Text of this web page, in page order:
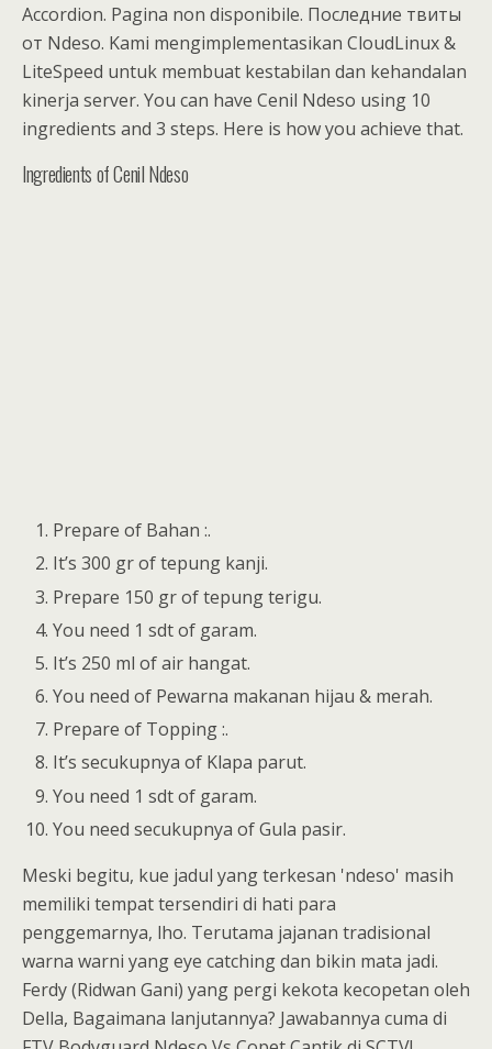
Accordion. Pagina non disponibile. Последние твиты
от Ndeso. Kami mengimplementasikan CloudLinux &
LiteSpeed untuk membuat kestabilan dan kehandalan
kinerja server. You can have Cenil Ndeso using 10
ingredients and 3 steps. Here is how you achieve that.
Ingredients of Cenil Ndeso
Prepare of Bahan :.
It’s 300 gr of tepung kanji.
Prepare 150 gr of tepung terigu.
You need 1 sdt of garam.
It’s 250 ml of air hangat.
You need of Pewarna makanan hijau & merah.
Prepare of Topping :.
It’s secukupnya of Klapa parut.
You need 1 sdt of garam.
You need secukupnya of Gula pasir.
Meski begitu, kue jadul yang terkesan 'ndeso' masih
memiliki tempat tersendiri di hati para
penggemarnya, lho. Terutama jajanan tradisional
warna warni yang eye catching dan bikin mata jadi.
Ferdy (Ridwan Gani) yang pergi kekota kecopetan oleh
Della, Bagaimana lanjutannya? Jawabannya cuma di